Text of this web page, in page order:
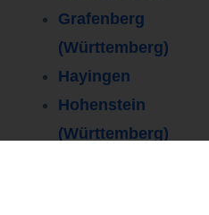
Grafenberg
(Württemberg)
Hayingen
Hohenstein
(Württemberg)